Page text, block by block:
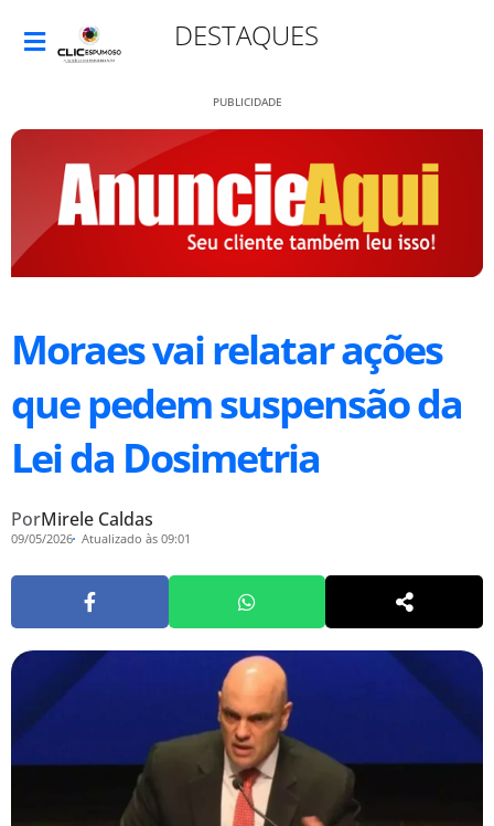
DESTAQUES
PUBLICIDADE
Moraes vai relatar ações
que pedem suspensão da
Lei da Dosimetria
PorMirele Caldas
09/05/2026 Atualizado às 09:01